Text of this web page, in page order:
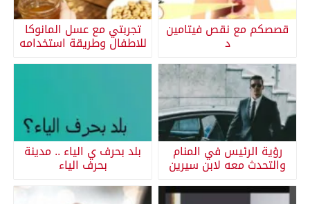
قصصكم مع نقص فيتامين
د
تجربتي مع عسل المانوكا
للاطفال وطريقة استخدامه
رؤية الرئيس في المنام
والتحدث معه لابن سيرين
بلد بحرف ي الياء .. مدينة
بحرف الياء